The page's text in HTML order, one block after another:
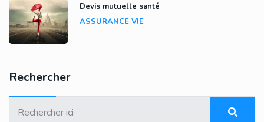
Devis mutuelle santé
ASSURANCE VIE
Rechercher